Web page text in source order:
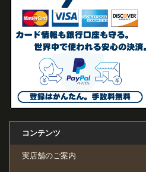
コンテンツ
実店舗のご案内